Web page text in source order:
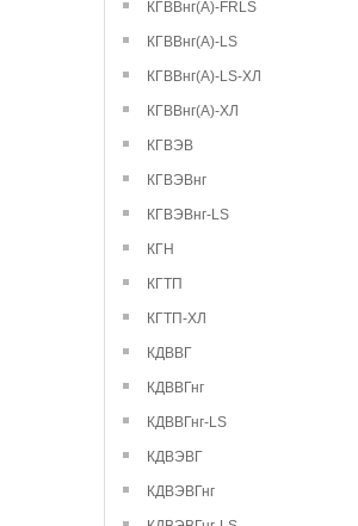
КГВВнг(А)-FRLS
КГВВнг(А)-LS
КГВВнг(А)-LS-ХЛ
КГВВнг(А)-ХЛ
КГВЭВ
КГВЭВнг
КГВЭВнг-LS
КГН
КГТП
КГТП-ХЛ
КДВВГ
КДВВГнг
КДВВГнг-LS
КДВЭВГ
КДВЭВГнг